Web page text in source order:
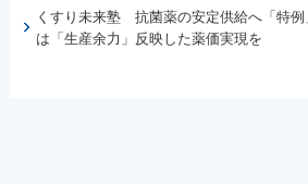
くすり未来塾 抗菌薬の安定供給へ「特
は「生産余力」反映した薬価実現を